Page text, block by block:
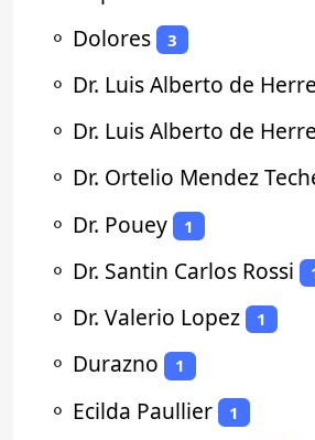
⚬ Dolores 3
⚬ Dr. Luis Alberto de
⚬ Dr. Luis Alberto de
⚬ Dr. Ortelio Mendez
⚬ Dr. Pouey 1
⚬ Dr. Santin Carlos Rossi
⚬ Dr. Valerio Lopez 1
⚬ Durazno 1
⚬ Ecilda Paullier 1